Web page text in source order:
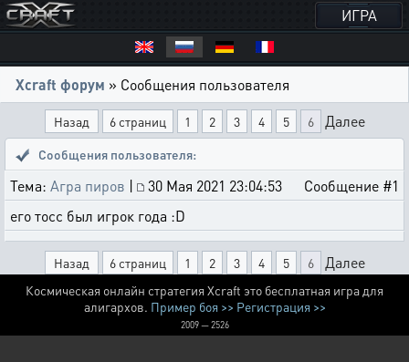
ИГРА
Xcraft форум » Сообщения пользователя
Назад 6 страниц 1 2 3 4 5 6 Далее
Сообщения пользователя:
Тема: Агра пиров | 30 Мая 2021 23:04:53
Сообщение #1
его тосс был игрок года :D
Назад 6 страниц 1 2 3 4 5 6 Далее
Космическая онлайн стратегия Xcraft это бесплатная игра для
алигархов. Пример боя >> Регистрация >>
2009 — 2526